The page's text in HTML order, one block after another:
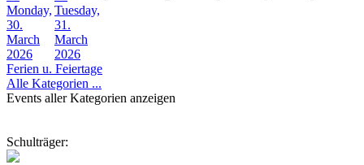
Monday,
30.
March
2026
Tuesday,
31.
March
2026
Ferien u. Feiertage
Alle Kategorien ...
Events aller Kategorien anzeigen
Schulträger: